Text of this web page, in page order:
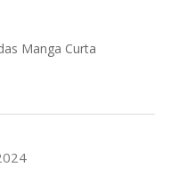
Manga Curta